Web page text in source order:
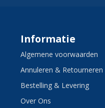
Informatie
Algemene voorwaarden
Annuleren & Retourneren
Bestelling & Levering
Over Ons